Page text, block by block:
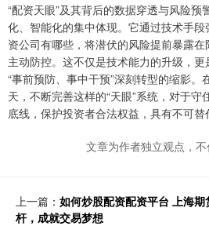
“配资天眼”及其背后的数据穿透与风险预
化、智能化的集中体现。它通过技术手
资公司有哪些，将潜伏的风险提前暴露
主动防控。这不仅是技术能力的升级，更
“事前预防、事中干预”深刻转型的缩影。
天，不断完善这样的“天眼”系统，对于
底线，保护投资者合法权益，具有不可替
文章为作者独立观点，
上一篇： 如何炒股配资配资平台 上海
杆，成就交易梦想